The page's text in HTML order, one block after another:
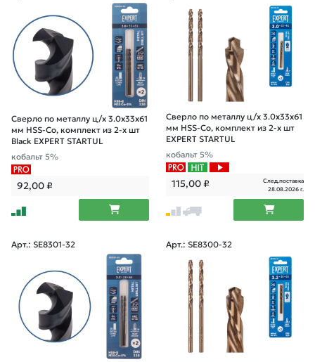
Сверло по металлу ц/х 3.0х33х61
мм HSS-Co, комплект из 2-х шт
Black EXPERT STARTUL
кобальт 5%
92,00₽
Сверло по металлу ц/х 3.0х33х61
мм HSS-Co, комплект из 2-х шт
EXPERT STARTUL
кобальт 5%
115,00₽
След.поставка
28.08.2026 г.
Арт.: SE8301-32 Арт.: SE8300-32